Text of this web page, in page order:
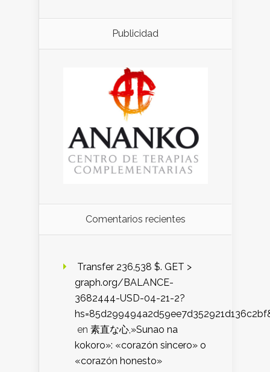
Publicidad
Comentarios recientes
️ Transfer 236,538 $. GET >
graph.org/BALANCE-
3682444-USD-04-21-2?
en 素直な心,»Sunao na
kokoro»: «corazón sincero» o
«corazón honesto»